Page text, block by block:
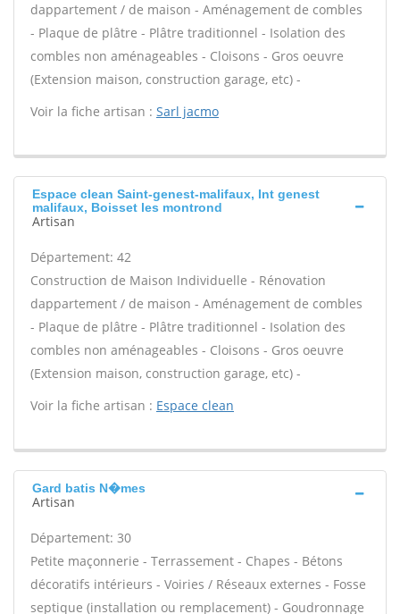
dappartement / de maison - Aménagement de combles
- Plaque de plâtre - Plâtre traditionnel - Isolation des
combles non aménageables - Cloisons - Gros oeuvre
(Extension maison, construction garage, etc) -
Voir la fiche artisan : Sarl jacmo
Espace clean Saint-genest-malifaux, Int genest
malifaux, Boisset les montrond
Artisan
Département: 42
Construction de Maison Individuelle - Rénovation
dappartement / de maison - Aménagement de combles
- Plaque de plâtre - Plâtre traditionnel - Isolation des
combles non aménageables - Cloisons - Gros oeuvre
(Extension maison, construction garage, etc) -
Voir la fiche artisan : Espace clean
Gard batis N�mes
Artisan
Département: 30
Petite maçonnerie - Terrassement - Chapes - Bétons
décoratifs intérieurs - Voiries / Réseaux externes - Fosse
septique (installation ou remplacement) - Goudronnage